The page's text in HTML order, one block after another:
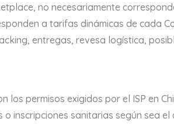
no necesariamente
a tarifas dinámicas de cada
entregas, revesa logística,
permisos exigidos por el ISP en
inscripciones sanitarias según sea el